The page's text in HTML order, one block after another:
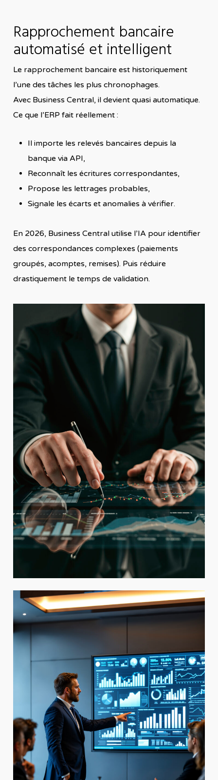
Rapprochement bancaire
automatisé et intelligent
Le rapprochement bancaire est historiquement
l’une des tâches les plus chronophages.
Avec Business Central, il devient quasi automatique.
Ce que l’ERP fait réellement :
Il importe les relevés bancaires depuis la
banque via API,
Reconnaît les écritures correspondantes,
Propose les lettrages probables,
Signale les écarts et anomalies à vérifier.
En 2026, Business Central utilise l’IA pour identifier
des correspondances complexes (paiements
groupés, acomptes, remises). Puis réduire
drastiquement le temps de validation.